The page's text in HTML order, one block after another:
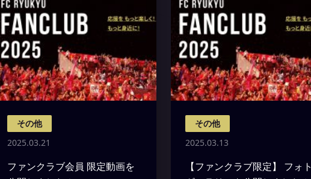
その他
2025.03.21
ファンクラブ会員 限定動画を
その他
2025.03.13
【ファンクラブ限定】 フォト